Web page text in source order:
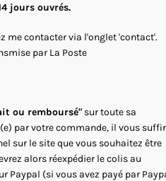
jours ouvrés.
me contacter via l'onglet 'contact'.
par La Poste
ou remboursé" sur toute sa
par votre commande, il vous
sur le site que vous souhaitez être
alors réexpédier le colis au
Paypal (si vous avez payé par